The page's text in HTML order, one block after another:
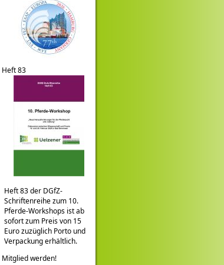
Heft 83
Heft 83 der DGfZ-
Schriftenreihe zum 10.
Pferde-Workshops ist ab
sofort zum Preis von 15
Euro zuzüglich Porto und
Verpackung erhältlich.
Mitglied werden!